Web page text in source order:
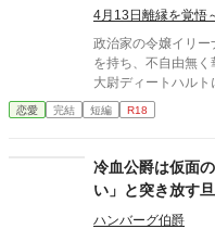
4月13日離縁を覚悟
政治家の令嬢イリ
を持ち、不自由無
大尉ディートハル
は長年対立していた
彼女の趣味嗜好とは
として結ばれる。
彼女は兄と弟から
終了後、ディート
てしまって……？
恋愛 完結 短編 R18
冷血公爵は仮面
い」と突き放す
執着を抱えていま
ハンバーグ伯爵